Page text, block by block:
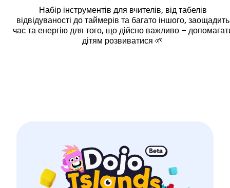
Набір інструментів для вчителів, від табелів
відвідуваності до таймерів та багато іншого, заощадить
час та енергію для того, що дійсно важливо –
дітям розвиватися 🌱